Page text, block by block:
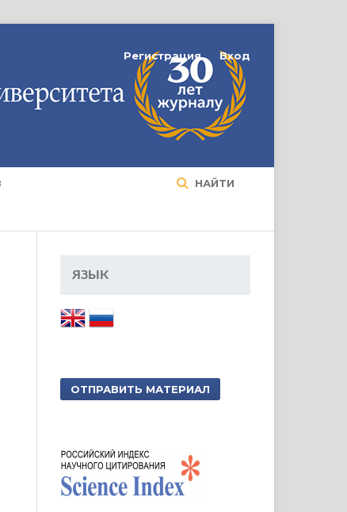
НАЙТИ
Регистрация Вход
ЯЗЫК
ОТПРАВИТЬ МАТЕРИАЛ